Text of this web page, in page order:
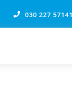
030 227 57141